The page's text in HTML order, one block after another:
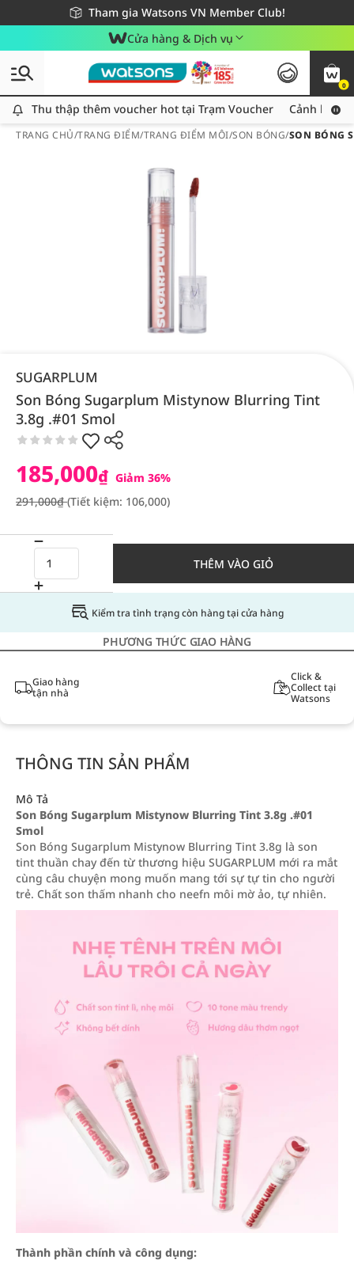
Tham gia Watsons VN Member Club!
Miễn phí giao hàng cho đơn hàng từ 249,000Đ
Giao hàng nhanh 24h - Áp dụng khu vực TP. Hồ Chí Minh
Cửa hàng & Dịch vụ
0
Thu thập thêm voucher hot tại Trạm Voucher
Thu thập thêm voucher hot tại Trạm Voucher Cảnh báo
TRANG CHỦ/TRANG ĐIỂM/TRANG ĐIỂM MÔI/SON BÓNG/SON BÓNG
SUGARPLUM
Son Bóng Sugarplum Mistynow Blurring Tint
3.8g .#01 Smol
185,000₫ Giảm 36%
291,000₫(Tiết kiệm: 106,000)
THÊM VÀO GIỎ
Kiểm tra tình trạng còn hàng tại cửa hàng
PHƯƠNG THỨC GIAO HÀNG
Giao hàng
tận nhà
Click &
Collect tại
Watsons
THÔNG TIN SẢN PHẨM
Mô Tả
Son Bóng Sugarplum Mistynow Blurring Tint 3.8g .#01
Smol
Son Bóng Sugarplum Mistynow Blurring Tint 3.8g là son
tint thuần chay đến từ thương hiệu SUGARPLUM mới ra mắt
cùng câu chuyện mong muốn mang tới sự tự tin cho người
trẻ. Chất son thấm nhanh cho neefn môi mờ ảo, tự nhiên.
Thành phần chính và công dụng: